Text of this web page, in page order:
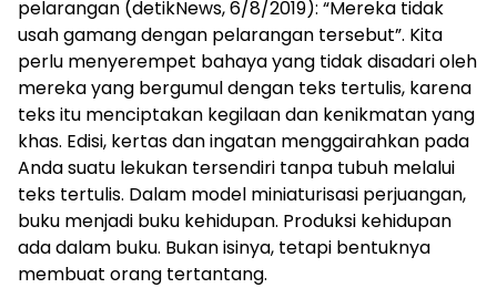
pelarangan (detikNews, 6/8/2019): “Mereka tidak
usah gamang dengan pelarangan tersebut”. Kita
perlu menyerempet bahaya yang tidak disadari oleh
mereka yang bergumul dengan teks tertulis, karena
teks itu menciptakan kegilaan dan kenikmatan yang
khas. Edisi, kertas dan ingatan menggairahkan pada
Anda suatu lekukan tersendiri tanpa tubuh melalui
teks tertulis. Dalam model miniaturisasi perjuangan,
buku menjadi buku kehidupan. Produksi kehidupan
ada dalam buku. Bukan isinya, tetapi bentuknya
membuat orang tertantang.